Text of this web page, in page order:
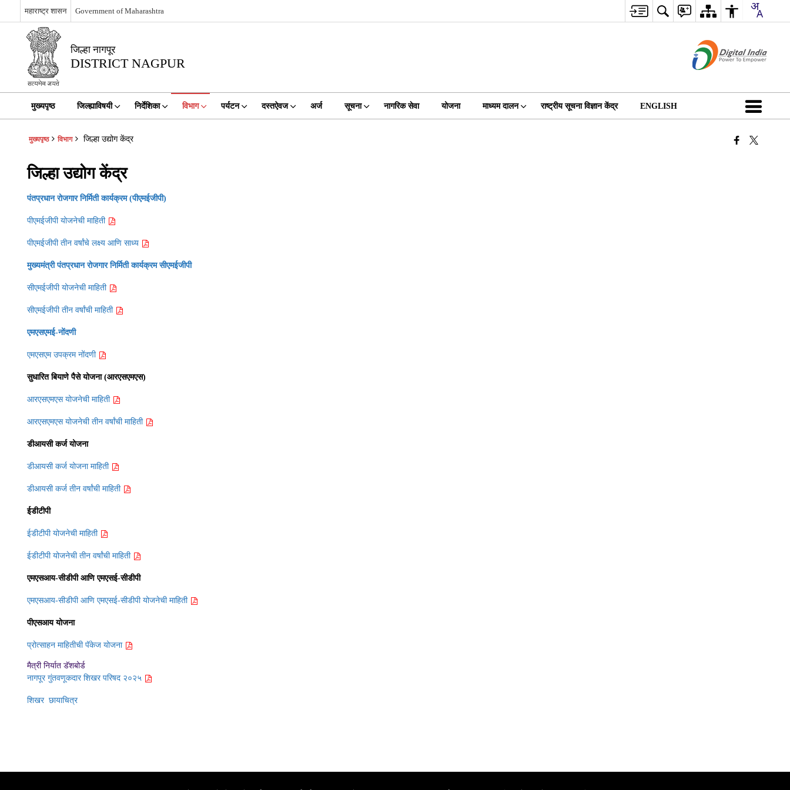
महाराष्ट्र शासन Government of Maharashtra
जिल्हा नागपूर
DISTRICT NAGPUR
मुख्यपृष्ठ जिल्ह्याविषयी निर्देशिका विभाग पर्यटन दस्तऐवज अर्ज सूचना नागरिक सेवा योजना माध्यम दालन राष्ट्रीय सूचना विज्ञान केंद्र ENGLISH
मुख्यपृष्ठ विभाग जिल्हा उद्योग केंद्र
जिल्हा उद्योग केंद्र
पंतप्रधान रोजगार निर्मिती कार्यक्रम (पीएमईजीपी)
पीएमईजीपी योजनेची माहिती
पीएमईजीपी तीन वर्षांचे लक्ष्य आणि साध्य
मुख्यमंत्री पंतप्रधान रोजगार निर्मिती कार्यक्रम सीएमईजीपी
सीएमईजीपी योजनेची माहिती
सीएमईजीपी तीन वर्षांची माहिती
एमएसएमई-नोंदणी
एमएसएम उपक्रम नोंदणी
सुधारित बियाणे पैसे योजना (आरएसएमएस)
आरएसएमएस योजनेची माहिती
आरएसएमएस योजनेची तीन वर्षांची माहिती
डीआयसी कर्ज योजना
डीआयसी कर्ज योजना माहिती
डीआयसी कर्ज तीन वर्षांची माहिती
ईडीटीपी
ईडीटीपी योजनेची माहिती
ईडीटीपी योजनेची तीन वर्षांची माहिती
एमएसआय-सीडीपी आणि एमएसई-सीडीपी
एमएसआय-सीडीपी आणि एमएसई-सीडीपी योजनेची माहिती
पीएसआय योजना
प्रोत्साहन माहितीची पॅकेज योजना
मैत्री निर्यात डॅशबोर्ड
नागपूर गुंतवणूकदार शिखर परिषद २०२५
शिखर छायाचित्र